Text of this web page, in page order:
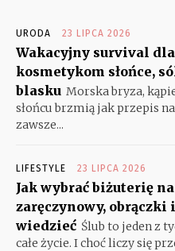
URODA 23 LIPCA 2026
Wakacyjny survival
kosmetykom słońce,
blasku Morska bryza,
słońcu brzmią jak przepis
zawsze...
LIFESTYLE 23 LIPCA 2026
Jak wybrać biżuterię
zaręczynowy, obrączki
wiedzieć Ślub to jeden z
całe życie. I choć liczy się